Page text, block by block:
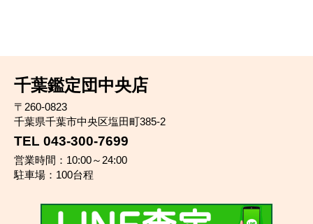
千葉鑑定団中央店
〒260-0823
千葉県千葉市中央区塩田町385-2
TEL 043-300-7699
営業時間：10:00～24:00
駐車場：100台程